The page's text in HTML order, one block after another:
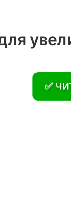
✅